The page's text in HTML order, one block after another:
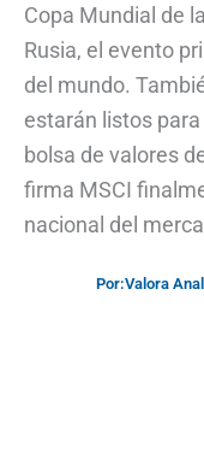
Copa Mundial de
Rusia, el evento
del mundo.
estarán listos
bolsa de valores
firma MSCI
nacional del
Por:Valora